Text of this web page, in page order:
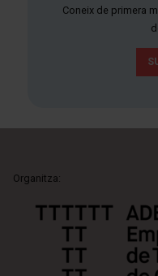
Coneix de primera
Organitza: